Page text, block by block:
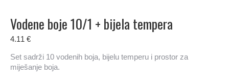
Vodene boje 10/1 + bijela tempera
4.11 €
Set sadrži 10 vodenih boja, bijelu temperu i prostor za
miješanje boja.